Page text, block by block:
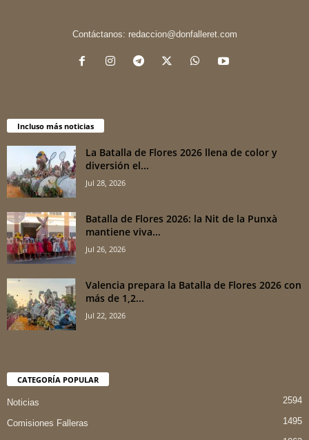
Contáctanos: redaccion@donfalleret.com
Incluso más noticias
La Batalla de Flores 2026 llena de color y
diversión el...
Jul 28, 2026
Batalla de Flores 2026: la Nit de la Punxà
mantiene viva...
Jul 26, 2026
Valencia prepara la Batalla de Flores 2026 con
más de 1,2...
Jul 22, 2026
CATEGORÍA POPULAR
Noticias 2594
Comisiones Falleras 1495